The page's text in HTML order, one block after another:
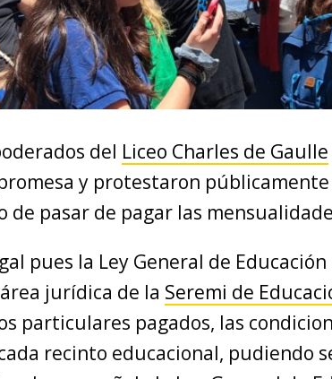
del Liceo Charles de Gaulle
y protestaron
pasar de pagar las
pues la Ley General de
jurídica de la Seremi de
particulares pagados, las
recinto educacional, pudiendo